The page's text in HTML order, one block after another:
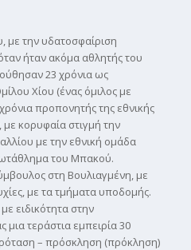
µε την υδατοσφαίριση
ήταν ακόµα αθλητής του
23 χρόνια ως
Χίου (ένας όµιλος µε
προπονητής της εθνικής
κορυφαία στιγµή την
µε την εθνική οµάδα
του Μπακού.
στη Βουλιαγµένη, µε
µε τα τµήµατα υποδοµής.
ειδικότητα στην
τεράστια εµπειρία 30
– πρόσκληση (πρόκληση)